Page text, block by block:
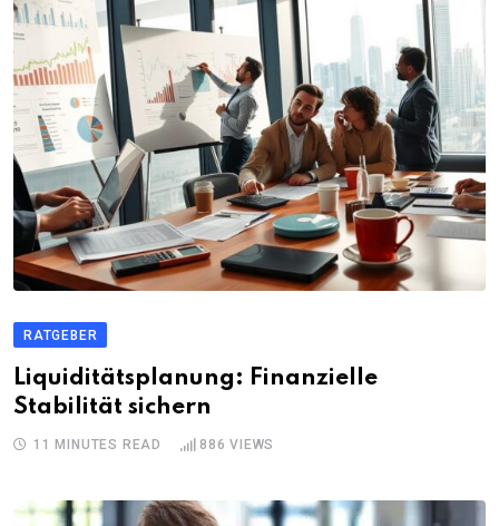
RATGEBER
Liquiditätsplanung: Finanzielle
Stabilität sichern
11 MINUTES READ 886 VIEWS